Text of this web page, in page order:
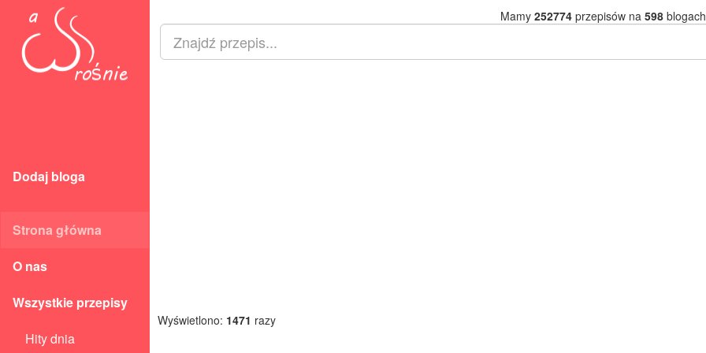
Dodaj bloga
Strona główna
O nas
Wszystkie przepisy
Hity dnia
Mamy 252774przepisów na 598
Wyświetlono: 1471 razy